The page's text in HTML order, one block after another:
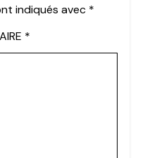
indiqués avec *
*